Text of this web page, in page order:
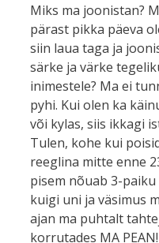
Miks ma joonistan?
pärast pikka päeva
siin laua taga ja
särke ja värke
inimestele? Ma ei
pyhi. Kui olen ka
või kylas, siis ikkagi
Tulen, kohe kui
reeglina mitte enne
pisem nõuab 3-
kuigi uni ja väsimus
ajan ma puhtalt
korrutades MA